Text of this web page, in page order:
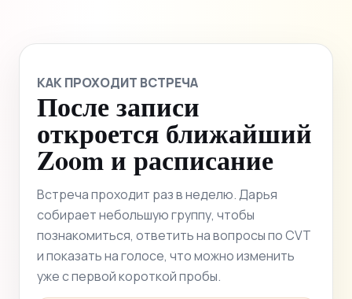
КАК ПРОХОДИТ ВСТРЕЧА
После записи
откроется ближайший
Zoom и расписание
Встреча проходит раз в неделю. Дарья
собирает небольшую группу, чтобы
познакомиться, ответить на вопросы по CVT
и показать на голосе, что можно изменить
уже с первой короткой пробы.